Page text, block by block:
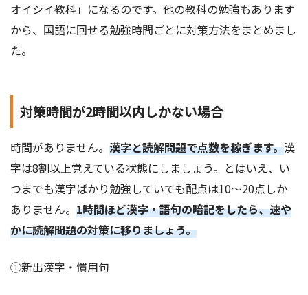
オイシイ教科」になるのです。他の教科の勉強もあります
から、国語に回せる勉強時間ごとに対策方法をまとめまし
た。
対策時間が2時間以内しかない場合
時間がありません。 漢字と読解問題で点数を稼ぎます。漢
字は8割以上覚えている状態にしましょう。とはいえ、い
つまでも漢字ばかり勉強していても配点は10～20点しか
ありません。 1時間ほど漢字・語句の暗記をしたら、速や
かに読解問題の対策に移りましょう。
①新出漢字・慣用句